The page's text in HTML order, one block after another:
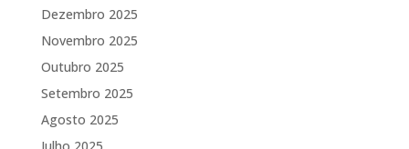
Dezembro 2025
Novembro 2025
Outubro 2025
Setembro 2025
Agosto 2025